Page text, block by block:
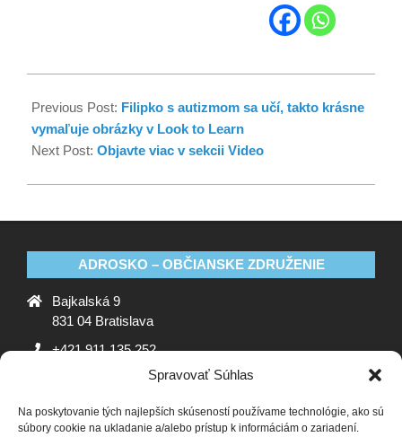
Spravovať Súhlas
Na poskytovanie tých najlepších skúseností používame technológie, ako sú
súbory cookie na ukladanie a/alebo prístup k informáciám o zariadení.
Previous Post: Filipko s autizmom sa učí, takto krásne
vymaľuje obrázky v Look to Learn
Next Post: Objavte viac v sekcii Video
ADROSKO – OBČIANSKE ZDRUŽENIE
Bajkalská 9
831 04 Bratislava
+421 911 135 252
ADROSKO